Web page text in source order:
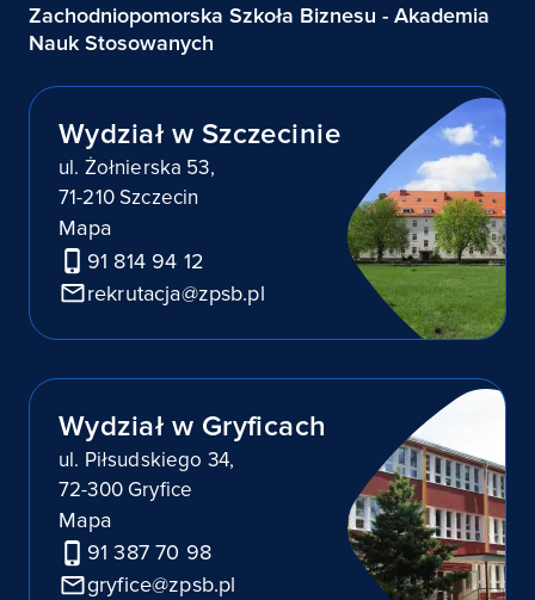
Zachodniopomorska Szkoła Biznesu - Akademia
Nauk Stosowanych
Wydział w Szczecinie
ul. Żołnierska 53,
71-210 Szczecin
Mapa
91 814 94 12
rekrutacja@zpsb.pl
Wydział w Gryficach
ul. Piłsudskiego 34,
72-300 Gryfice
Mapa
91 387 70 98
gryfice@zpsb.pl